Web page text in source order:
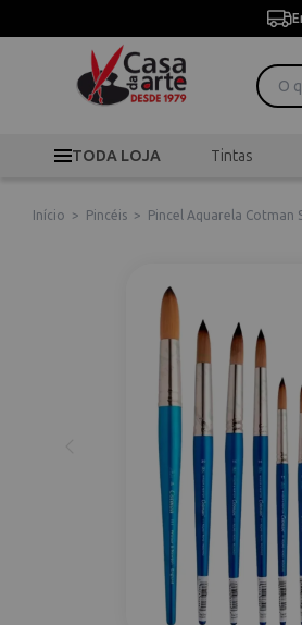
TODA LOJA Tintas
Início > Pincéis > Pincel Aquarela Cotman